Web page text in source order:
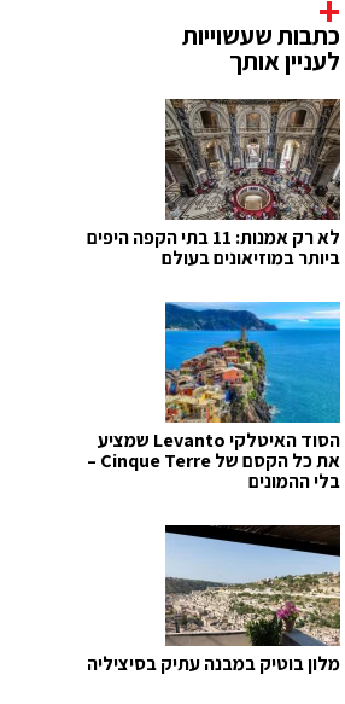
כתבות שעשוייות
לעניין אותך
לא רק אמנות: 11 בתי הקפה היפים
ביותר במוזיאונים בעולם
הסוד האיטלקי Levanto שמציע
את כל הקסם של Cinque Terre –
בלי ההמונים
מלון בוטיק במבנה עתיק בסיציליה